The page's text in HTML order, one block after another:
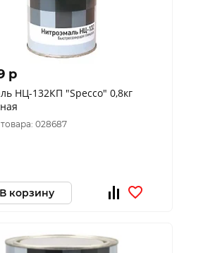
p
НЦ-132КП "Specco" 0,8кг
028687
В корзину